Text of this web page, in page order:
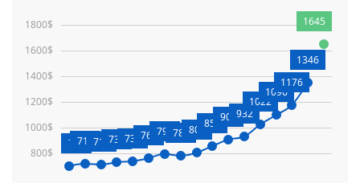
800$
1000$
1200$
1400$
1600$
1800$
701719711730739 760 791782809856 903932
1022
1096
1176
1346
1645